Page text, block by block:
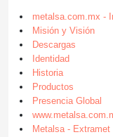
metalsa.com.mx -
Misión y Visión
Descargas
Identidad
Historia
Productos
Presencia Global
Metalsa -